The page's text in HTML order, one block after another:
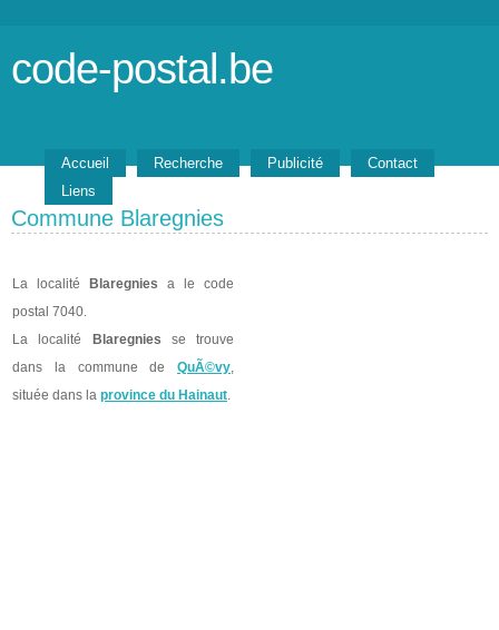
code-postal.be
Accueil Recherche Publicité
Contact
Liens
Commune Blaregnies
La localité Blaregnies a le code
postal 7040.
La localité
Blaregnies se trouve
dans la commune de QuÃ©vy,
située dans la province du Hainaut.